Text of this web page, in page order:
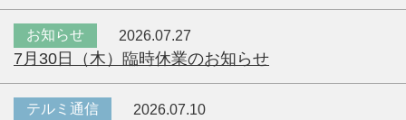
お知らせ 2026.07.27
7月30日（木）臨時休業のお知らせ
テルミ通信 2026.07.10